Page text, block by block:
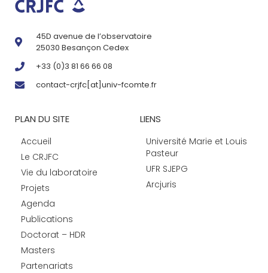
45D avenue de l’observatoire
25030 Besançon Cedex
+33 (0)3 81 66 66 08
contact-crjfc[at]univ-fcomte.fr
PLAN DU SITE
Accueil
Le CRJFC
Vie du laboratoire
Projets
Agenda
Publications
Doctorat – HDR
Masters
Partenariats
LIENS
Université Marie et Louis
Pasteur
UFR SJEPG
Arcjuris